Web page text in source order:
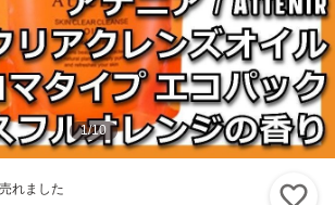
1/10
れました